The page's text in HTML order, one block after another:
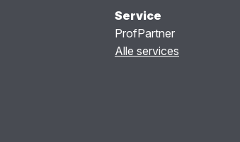
Service
ProfPartner
Alle services